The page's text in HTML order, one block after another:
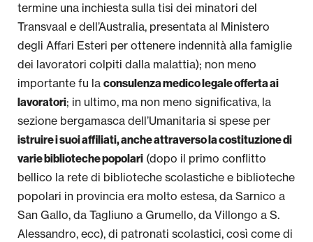
termine una inchiesta sulla tisi dei minatori del
Transvaal e dell’Australia, presentata al Ministero
degli Affari Esteri per ottenere indennità alla famiglie
dei lavoratori colpiti dalla malattia); non meno
importante fu la consulenza medico legale offerta ai
lavoratori; in ultimo, ma non meno significativa, la
sezione bergamasca dell’Umanitaria si spese per
istruire i suoi affiliati, anche attraverso la costituzione di
varie biblioteche popolari (dopo il primo conflitto
bellico la rete di biblioteche scolastiche e biblioteche
popolari in provincia era molto estesa, da Sarnico a
San Gallo, da Tagliuno a Grumello, da Villongo a S.
Alessandro, ecc), di patronati scolastici, così come di